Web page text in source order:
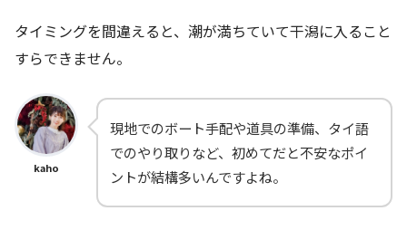
タイミングを間違えると、潮が満ちていて干潟に入ること
すらできません。
kaho
現地でのボート手配や道具の準備、タイ語
でのやり取りなど、初めてだと不安なポイ
ントが結構多いんですよね。